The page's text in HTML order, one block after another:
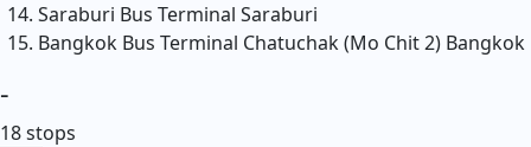
Saraburi Bus Terminal Saraburi
Bangkok Bus Terminal Chatuchak (Mo Chit 2) Bangkok
-
18 stops